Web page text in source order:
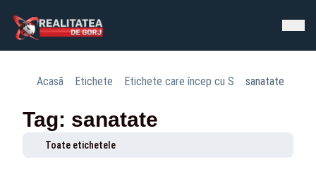
Acasă Etichete Etichete care încep cu S sanatate
Tag: sanatate
Toate etichetele